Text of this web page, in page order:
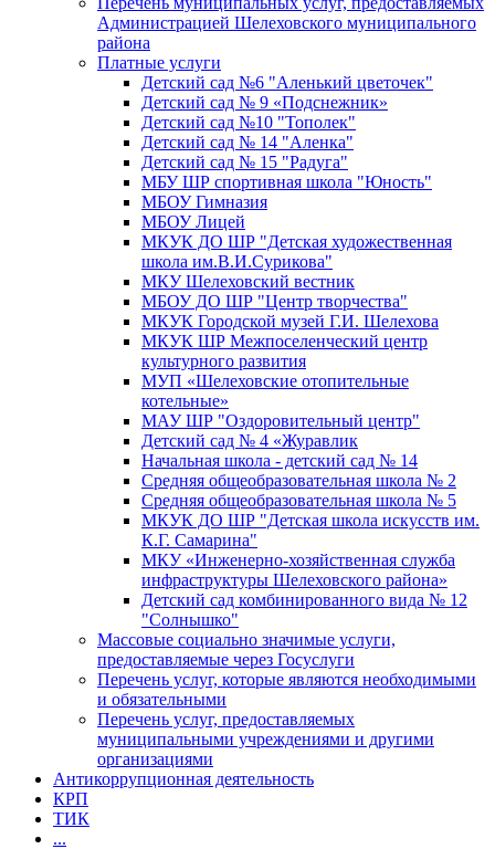
Администрацией Шелеховского муниципального
района
Платные услуги
Детский сад №6 "Аленький цветочек"
Детский сад № 9 «Подснежник»
Детский сад №10 "Тополек"
Детский сад № 14 "Аленка"
Детский сад № 15 "Радуга"
МБУ ШР спортивная школа "Юность"
МБОУ Гимназия
МБОУ Лицей
МКУК ДО ШР "Детская художественная
школа им.В.И.Сурикова"
МКУ Шелеховский вестник
МБОУ ДО ШР "Центр творчества"
МКУК Городской музей Г.И. Шелехова
МКУК ШР Межпоселенческий центр
культурного развития
МУП «Шелеховские отопительные
котельные»
МАУ ШР "Оздоровительный центр"
Детский сад № 4 «Журавлик
Начальная школа - детский сад № 14
Средняя общеобразовательная школа № 2
Средняя общеобразовательная школа № 5
МКУК ДО ШР "Детская школа искусств им.
К.Г. Самарина"
МКУ «Инженерно-хозяйственная служба
инфраструктуры Шелеховского района»
Детский сад комбинированного вида № 12
"Солнышко"
Массовые социально значимые услуги,
предоставляемые через Госуслуги
Перечень услуг, которые являются необходимыми
и обязательными
Перечень услуг, предоставляемых
муниципальными учреждениями и другими
организациями
Антикоррупционная деятельность
КРП
ТИК
...